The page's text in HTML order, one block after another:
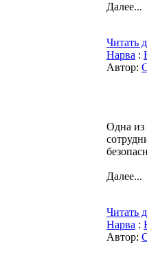
Далее...
Читать
Нарва :
Автор:
Одна из
Далее...
Читать
Нарва :
Автор: